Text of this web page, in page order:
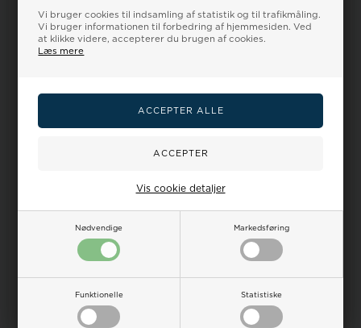
Vi bruger cookies til indsamling af statistik og til trafikmåling.
Vi bruger informationen til forbedring af hjemmesiden. Ved
at klikke videre, accepterer du brugen af cookies.
Læs mere
Nødvendige Markedsføring
Funktionelle Statistiske
Vis cookie detaljer
Stor kundetilfredshed
læs mere her
fordele
på ure
Dansk Webshop - vi sender
fra Danmark!
Kundeservice hverdage fra kl 9-17 Tlf.:32 122 551 E-